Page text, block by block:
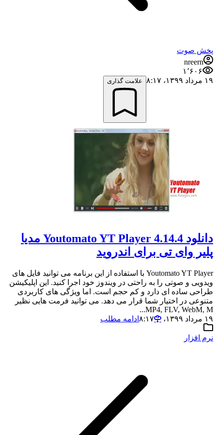
پخش صوت
nreern
۱٬۶۰۶
۱۹ مرداد ۱۳۹۹،‏ ۸:۱۷
علامت گذاری
دانلود Youtomato YT Player 4.14.4 مدیا
پلیر وای تی برای اندروید
Youtomato YT Player با استفاده از این برنامه می توانید فایل های
ویدویی و صوتی را به راحتی در ویندوز خود اجرا کنید. این اپلیکیشن
طراحی ساده ای دارد و کم حجم است. اما ویژگی های کاربردی
متنوعی در اختیار شما قرار می دهد. می توانید فرمت هایی نظیر
MP4, FLV, WebM, M...
۱۹ مرداد ۱۳۹۹،‏ ۸:۱۷
ادامه مطلب
نرم افزار